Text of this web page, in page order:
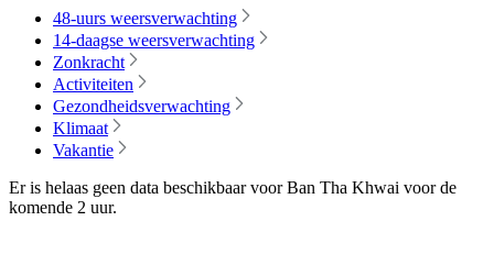
48-uurs weersverwachting
14-daagse weersverwachting
Zonkracht
Activiteiten
Gezondheidsverwachting
Klimaat
Vakantie
Er is helaas geen data beschikbaar voor Ban Tha Khwai voor de
komende 2 uur.